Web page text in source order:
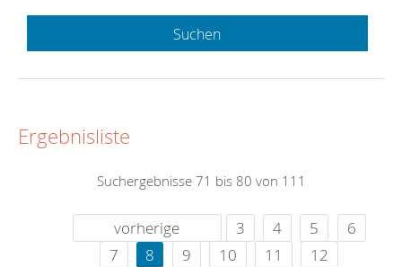
Suchen
Ergebnisliste
Suchergebnisse 71 bis 80 von 111
vorherige 3 4 5
6
7
8 9 10 11
12